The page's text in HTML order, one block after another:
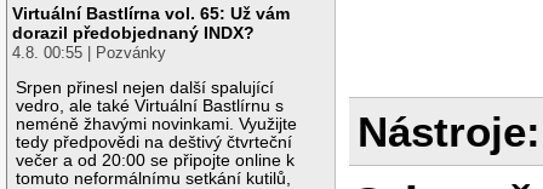
Virtuální Bastlírna vol. 65: Už vám
dorazil předobjednaný INDX?
4.8. 00:55 | Pozvánky
Srpen přinesl nejen další spalující
vedro, ale také Virtuální Bastlírnu s
neméně žhavými novinkami. Využijte
tedy předpovědi na deštivý čtvrteční
večer a od 20:00 se připojte online k
tomuto neformálnímu setkání kutilů,
Nástroje: